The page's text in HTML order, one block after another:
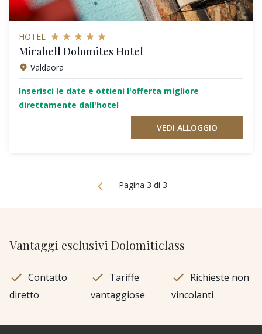
HOTEL
Mirabell Dolomites Hotel
Valdaora
Inserisci le date e ottieni l'offerta migliore
direttamente dall'hotel
VEDI ALLOGGIO
Pagina 3 di 3
Vantaggi esclusivi Dolomiticlass
Contatto
diretto
Tariffe
vantaggiose
Richieste non
vincolanti